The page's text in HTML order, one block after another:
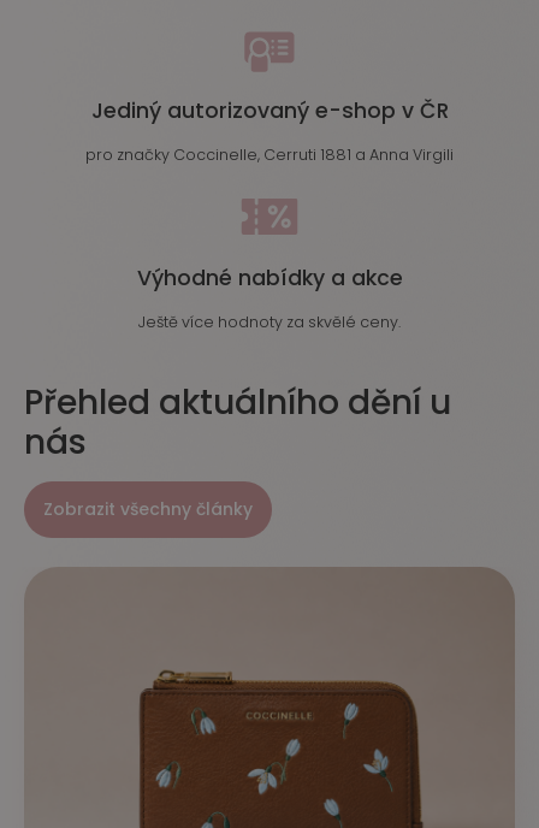
Jediný autorizovaný e-shop v ČR
pro značky Coccinelle, Cerruti 1881 a Anna Virgili
Výhodné nabídky a akce
Ještě více hodnoty za skvělé ceny.
Přehled aktuálního dění u
nás
Zobrazit všechny články